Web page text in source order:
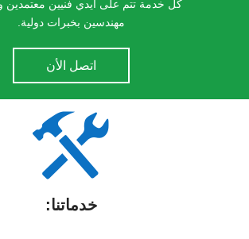
كل خدمة تتم على أيدي فنيين معتمدين
مهندسين بخبرات دولية.
اتصل الأن

خدماتنا: